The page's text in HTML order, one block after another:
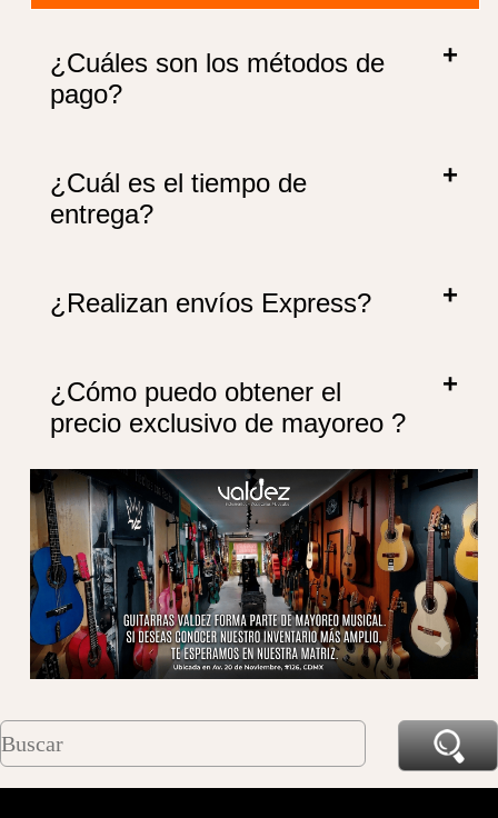
¿Cuáles son los métodos de
pago?
¿Cuál es el tiempo de
entrega?
¿Realizan envíos Express?
¿Cómo puedo obtener el
precio exclusivo de mayoreo ?